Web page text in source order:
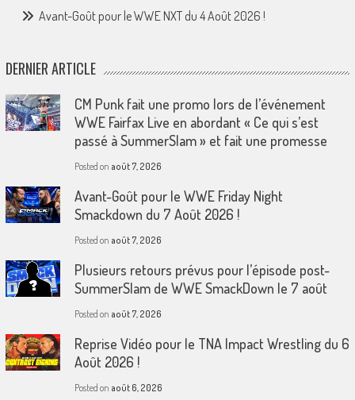
Avant-Goût pour le WWE NXT du 4 Août 2026 !
DERNIER ARTICLE
CM Punk fait une promo lors de l’événement
WWE Fairfax Live en abordant « Ce qui s’est
passé à SummerSlam » et fait une promesse
Posted on août 7, 2026
Avant-Goût pour le WWE Friday Night
Smackdown du 7 Août 2026 !
Posted on août 7, 2026
Plusieurs retours prévus pour l’épisode post-
SummerSlam de WWE SmackDown le 7 août
Posted on août 7, 2026
Reprise Vidéo pour le TNA Impact Wrestling du 6
Août 2026 !
Posted on août 6, 2026